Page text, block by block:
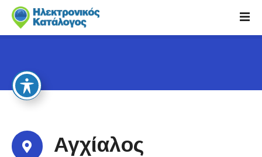
i
c
Αγχίαλος